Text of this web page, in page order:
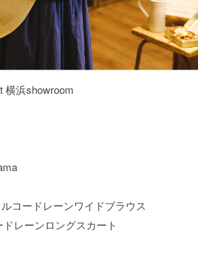
横浜showroom
コードレーンワイドブラウス
レーンロングスカート